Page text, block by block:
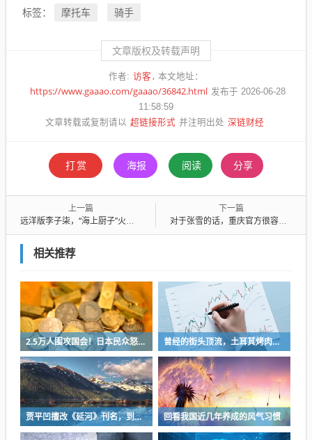
标签： 摩托车 骑手
文章版权及转载声明
作者: 访客 本文地址：
https://www.gaaao.com/gaaao/36842.html 发布于 2026-06-28
11:58:59
文章转载或复制请以 超链接形式 并注明出处 深链财经
打赏 海报 阅读 分享
上一篇
远洋版李子柒，“海上厨子”火成真人海绵宝宝
下一篇
对于张雪的话，重庆官方很容易回应
相关推荐
2.5万人围攻国会！日本民众怒了：让她下台！ 曾经的街头顶流，土耳其烤肉为什么消失了？
贾平凹擅改《延河》刊名，到底错在哪里？这三点才是问题的关键 回看我国近几年养成的风气习惯